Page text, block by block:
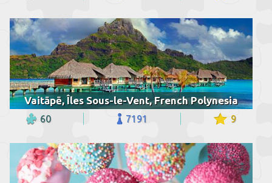
Vaitāpē, Îles Sous-le-Vent, French Polynesia
60 7191 9